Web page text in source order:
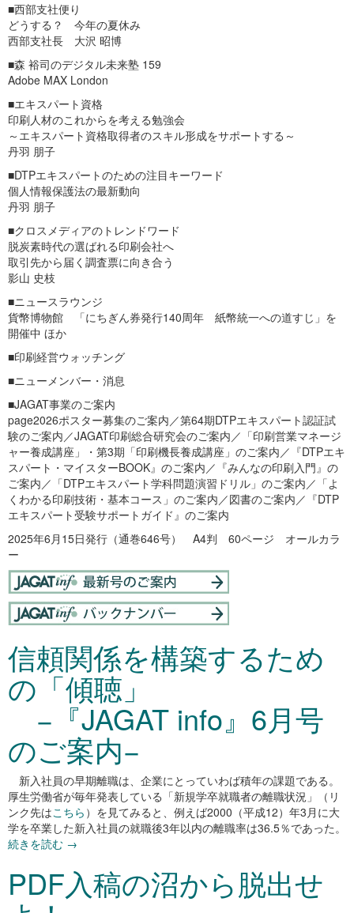
■西部支社便り
どうする？ 今年の夏休み
西部支社長 大沢 昭博
■森 裕司のデジタル未来塾 159
Adobe MAX London
■エキスパート資格
印刷人材のこれからを考える勉強会
～エキスパート資格取得者のスキル形成をサポートする～
丹羽 朋子
■DTPエキスパートのための注目キーワード
個人情報保護法の最新動向
丹羽 朋子
■クロスメディアのトレンドワード
脱炭素時代の選ばれる印刷会社へ
取引先から届く調査票に向き合う
影山 史枝
■ニュースラウンジ
貨幣博物館 「にちぎん券発行140周年 紙幣統一への道すじ」を
開催中 ほか
■印刷経営ウォッチング
■ニューメンバー・消息
■JAGAT事業のご案内
page2026ポスター募集のご案内／第64期DTPエキスパート認証試
験のご案内／JAGAT印刷総合研究会のご案内／「印刷営業マネージ
ャー養成講座」・第3期「印刷機長養成講座」のご案内／『DTPエキ
スパート・マイスターBOOK』のご案内／『みんなの印刷入門』の
ご案内／「DTPエキスパート学科問題演習ドリル」のご案内／「よ
くわかる印刷技術・基本コース」のご案内／図書のご案内／『DTP
エキスパート受験サポートガイド』のご案内
2025年6月15日発行（通巻646号） A4判 60ページ オールカラ
ー
信頼関係を構築するため
の「傾聴」
−『JAGAT info』6月号
のご案内−
新入社員の早期離職は、企業にとっていわば積年の課題である。
厚生労働省が毎年発表している「新規学卒就職者の離職状況」（リ
ンク先はこちら ）を見てみると、例えば2000（平成12）年3月に大
学を卒業した新入社員の就職後3年以内の離職率は36.5％であった。
続きを読む →
PDF入稿の沼から脱出せ